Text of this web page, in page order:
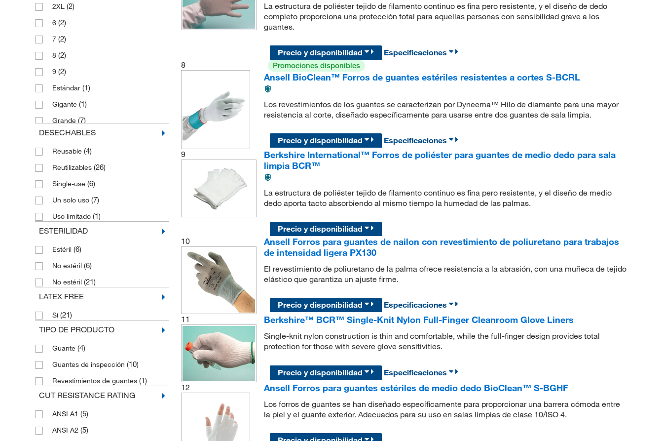
2XL (2)
6 (2)
7 (2)
8 (2)
9 (2)
Estándar (1)
Gigante (1)
Grande (7)
L(1)
Large(1)
M(1)
Medio(8)
Medium(1)
Pequeño(1)
Pequeño(6)
Small(1)
Universal (1)
X-Large(1)
XL (6)
XS(3)
DESECHABLES
Reusable (4)
Reutilizables (26)
Single-use (6)
Un solo uso (7)
Uso limitado (1)
ESTERILIDAD
Estéril (6)
No estéril (6)
No estéril (21)
LATEX FREE
Sí(21)
TIPO DE PRODUCTO
Guante (4)
Guantes de inspección (10)
Revestimientos de guantes (1)
CUT RESISTANCE RATING
ANSI A1 (5)
ANSI A2 (5)
La estructura de poliéster tejido de filamento continuo es fina pero resistente, y el diseño de dedo
completo proporciona una protección total para aquellas personas con sensibilidad grave a los
guantes.
Precio y disponibilidad
Especificaciones
8
Promociones disponibles
Ansell BioClean™ Forros de guantes estériles resistentes a cortes S-BCRL
Los revestimientos de los guantes se caracterizan por Dyneema™ Hilo de diamante para una mayor
resistencia al corte, diseñado específicamente para usarse entre dos guantes de sala limpia.
Precio y disponibilidad
Especificaciones
9
Berkshire International™ Forros de poliéster para guantes de medio dedo para sala
limpia BCR™
La estructura de poliéster tejido de filamento continuo es fina pero resistente, y el diseño de medio
dedo aporta tacto absorbiendo al mismo tiempo la humedad de las palmas.
Precio y disponibilidad
10
Ansell Forros para guantes de nailon con revestimiento de poliuretano para trabajos
de intensidad ligera PX130
El revestimiento de poliuretano de la palma ofrece resistencia a la abrasión, con una muñeca de tejido
elástico que garantiza un ajuste firme.
Precio y disponibilidad
Especificaciones
11
Berkshire™ BCR™ Single-Knit Nylon Full-Finger Cleanroom Glove Liners
Single-knit nylon construction is thin and comfortable, while the full-finger design provides total
protection for those with severe glove sensitivities.
Precio y disponibilidad
Especificaciones
12
Ansell Forros para guantes estériles de medio dedo BioClean™ S-BGHF
Los forros de guantes se han diseñado específicamente para proporcionar una barrera cómoda entre
la piel y el guante exterior. Adecuados para su uso en salas limpias de clase 10/ISO 4.